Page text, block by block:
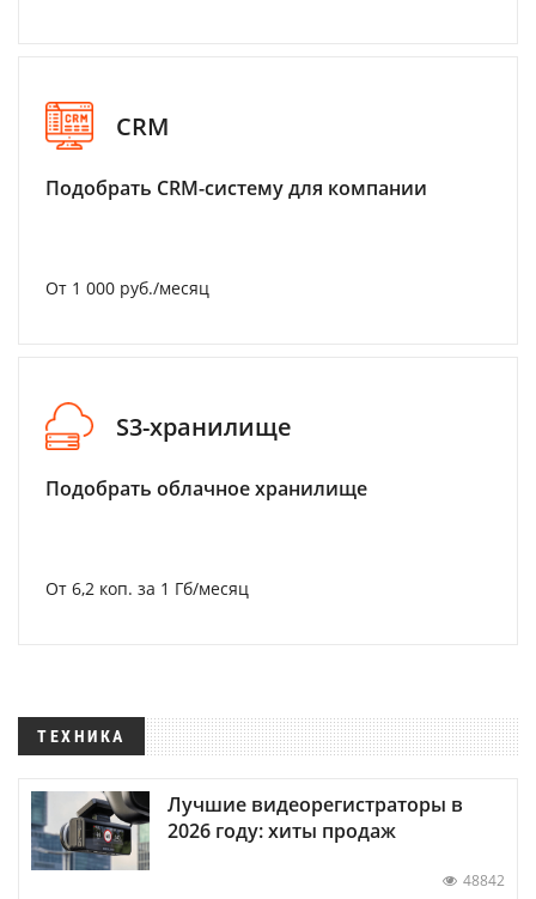
CRM
Подобрать CRM-систему для компании
От 1 000 руб./месяц
S3-хранилище
Подобрать облачное хранилище
От 6,2 коп. за 1 Гб/месяц
ТЕХНИКА
Лучшие видеорегистраторы в
2026 году: хиты продаж
48842